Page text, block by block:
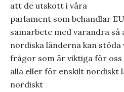
att de utskott i våra
parlament som behandlar
samarbete med varandra så
nordiska länderna kan stöda
frågor som är viktiga för oss
alla eller för enskilt nordiskt
nordiskt